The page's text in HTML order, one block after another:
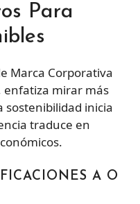
Para
Marca Corporativa
enfatiza mirar más
sostenibilidad inicia
traduce en
A O